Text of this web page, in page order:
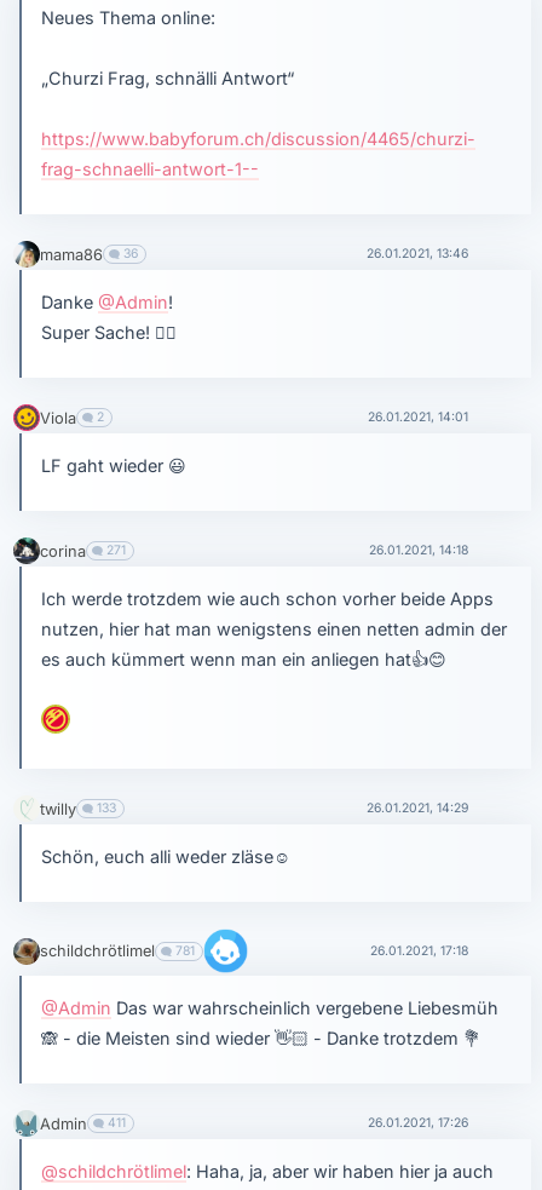
Neues Thema online:
„Churzi Frag, schnälli Antwort“
https://www.babyforum.ch/discussion/4465/churzi-
frag-schnaelli-antwort-1-‍-️
mama86 36 26.01.2021, 13:46
Danke @Admin!
Super Sache! 👍🏼
Viola 2 26.01.2021, 14:01
LF gaht wieder 😃
corina 271 26.01.2021, 14:18
Ich werde trotzdem wie auch schon vorher beide Apps
nutzen, hier hat man wenigstens einen netten admin der
es auch kümmert wenn man ein anliegen hat👍😊
twilly 133 26.01.2021, 14:29
Schön, euch alli weder zläse☺
schildchrötlimel 781 26.01.2021, 17:18
@Admin Das war wahrscheinlich vergebene Liebesmüh
🙈 - die Meisten sind wieder👋🏻 - Danke trotzdem 💐
Admin 411 26.01.2021, 17:26
@schildchrötlimel: Haha, ja, aber wir haben hier ja auch